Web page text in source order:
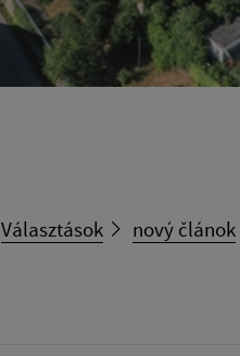
Választások nový článok